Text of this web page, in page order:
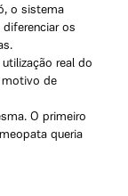
o sistema
os
real do
motivo de
O primeiro
queria